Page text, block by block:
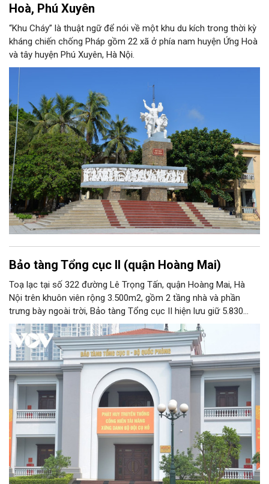
Hoà, Phú Xuyên
“Khu Cháy” là thuật ngữ để nói về một khu du kích trong thời kỳ
kháng chiến chống Pháp gồm 22 xã ở phía nam huyện Ứng Hoà
và tây huyện Phú Xuyên, Hà Nội.
Bảo tàng Tổng cục II (quận Hoàng Mai)
Toạ lạc tại số 322 đường Lê Trọng Tấn, quận Hoàng Mai, Hà
Nội trên khuôn viên rộng 3.500m2, gồm 2 tầng nhà và phần
trưng bày ngoài trời, Bảo tàng Tổng cục II hiện lưu giữ 5.830
hiện vật, trong đó có nhiều hiện vật quý hiếm gắn liền với cuộc
đời hoạt động của nhiều chiến sĩ tình báo xuất sắc của Quân
đội nhân dân Việt Nam. Với chức năng phục vụ công tác nghiên
cứu, tham quan học tập, giáo dục truyền thống, Bảo tàng Tổng
cục II chính thức được Bộ Văn hoá - Thông tin công nhận nằm
trong hệ thống các bảo tàng cấp 2 toàn quân.